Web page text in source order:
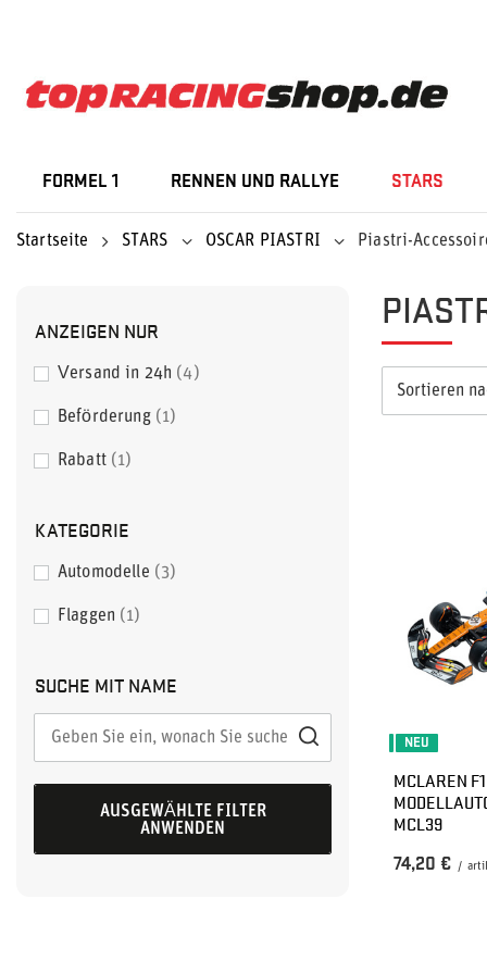
FORMEL 1 RENNEN UND RALLYE STARS
Startseite STARS OSCAR PIASTRI Piastri-
ANZEIGEN NUR
Versand in 24h 4
Beförderung 1
Rabatt 1
KATEGORIE
Automodelle 3
Flaggen 1
SUCHE MIT NAME
AUSGEWÄHLTE FILTER
ANWENDEN
Sortieren
NEU
MCLAREN
MCL39
74,20 € /